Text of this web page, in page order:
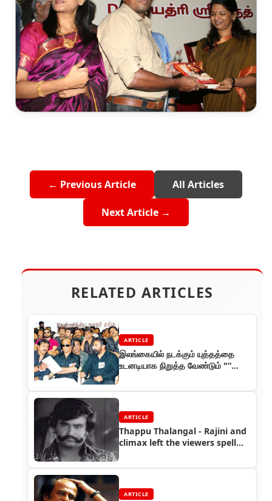
← Previous Article All Articles
Next Article →
RELATED ARTICLES
ARTICLE
இலங்கையில் நடக்கும் யுத்தத்தை
உடனடியாக நிறுத்த வேண்டும் "“
ARTICLE
Thappu Thalangal - Rajini and
climax left the viewers spell
ARTICLE